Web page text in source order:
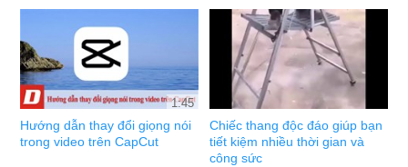
1:45
Hướng dẫn thay đổi giọng nói
trong video trên CapCut
Chiếc thang độc đáo giúp bạn
tiết kiệm nhiều thời gian và
công sức